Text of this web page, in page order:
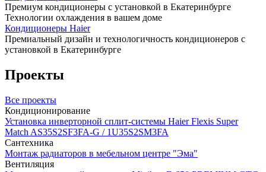
Премиум кондиционеры с установкой в Екатеринбурге
Технологии охлаждения в вашем доме
Кондиционеры Haier
Премиальный дизайн и технологичность кондиционеров с
установкой в Екатеринбурге
Проекты
Все проекты
Кондиционирование
Установка инверторной сплит-системы Haier Flexis Super
Match AS35S2SF3FA-G / 1U35S2SM3FA
Сантехника
Монтаж радиаторов в мебельном центре "Эма"
Вентиляция